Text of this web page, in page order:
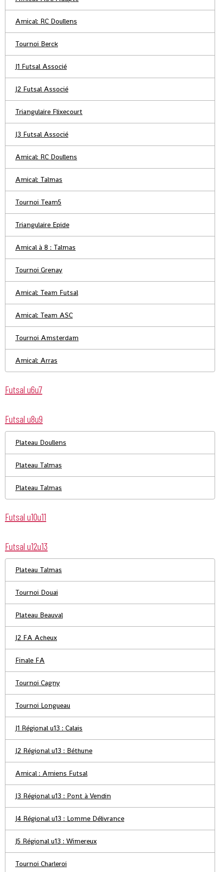
Amical: RC Doullens
Tournoi Berck
J1 Futsal Associé
J2 Futsal Associé
Triangulaire Flixecourt
J3 Futsal Associé
Amical: RC Doullens
Amical: Talmas
Tournoi Team5
Triangulaire Epide
Amical à 8 : Talmas
Tournoi Grenay
Amical: Team Futsal
Amical: Team ASC
Tournoi Amsterdam
Amical: Arras
Futsal u6u7
Futsal u8u9
Plateau Doullens
Plateau Talmas
Plateau Talmas
Futsal u10u11
Futsal u12u13
Plateau Talmas
Tournoi Douai
Plateau Beauval
J2 FA Acheux
Finale FA
Tournoi Cagny
Tournoi Longueau
J1 Régional u13 : Calais
J2 Régional u13 : Béthune
Amical : Amiens Futsal
J3 Régional u13 : Pont à Vendin
J4 Régional u13 : Lomme Délivrance
J5 Régional u13 : Wimereux
Tournoi Charleroi